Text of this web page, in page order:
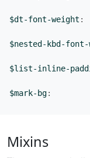
$dt-font-weight :
$nested-kbd-font-
$list-inline-
$mark-bg:
Mixins